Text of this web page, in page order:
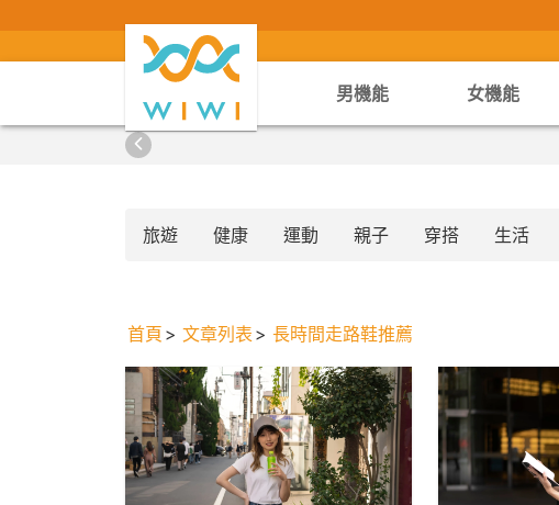
男機能 女機能
旅遊 健康 運動 親子 穿搭 生活
首頁 文章列表 長時間走路鞋推薦